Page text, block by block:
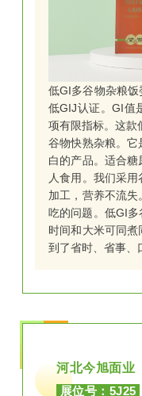
低GI多谷物杂粮
低GIJ认证。GI值
项有限指标。这款
谷物快熟杂粮。
白的产品。适合
人食用。我们采
加工，营养不流
吃的问题。低GI
时间和大米可同
到了省时、省事、
河北今旭面业
展位号：5J25